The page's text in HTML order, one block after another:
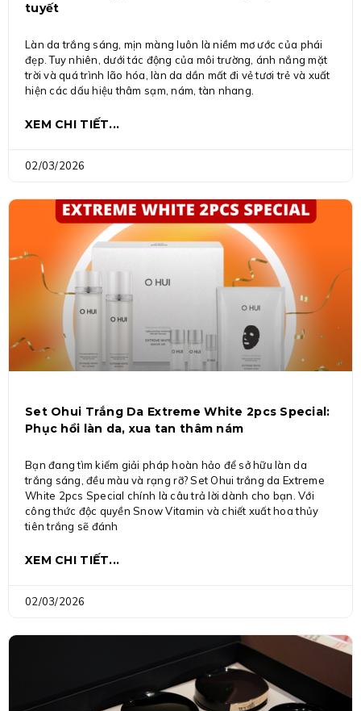
tuyết
Làn da trắng sáng, mịn màng luôn là niềm mơ ước của phái
đẹp. Tuy nhiên, dưới tác động của môi trường, ánh nắng mặt
trời và quá trình lão hóa, làn da dần mất đi vẻ tươi trẻ và xuất
hiện các dấu hiệu thâm sạm, nám, tàn nhang.
XEM CHI TIẾT...
02/03/2026
Set Ohui Trắng Da Extreme White 2pcs Special:
Phục hồi làn da, xua tan thâm nám
Bạn đang tìm kiếm giải pháp hoàn hảo để sở hữu làn da
trắng sáng, đều màu và rạng rỡ? Set Ohui trắng da Extreme
White 2pcs Special chính là câu trả lời dành cho bạn. Với
công thức độc quyền Snow Vitamin và chiết xuất hoa thủy
tiên trắng sẽ đánh
XEM CHI TIẾT...
02/03/2026